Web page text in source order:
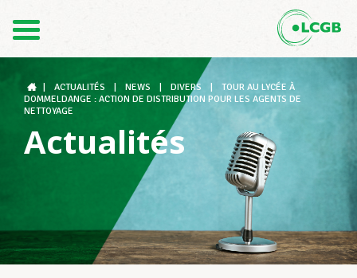
DE
Le LCGB
Structures syndicales
Assistance au Travail
ACTUALITÉS NEWS DIVERS
TOUR AU LYCÉE À
DOMMELDANGE : ACTION DE DISTRIBUTION POUR LES AGENTS DE
NETTOYAGE
Actualités